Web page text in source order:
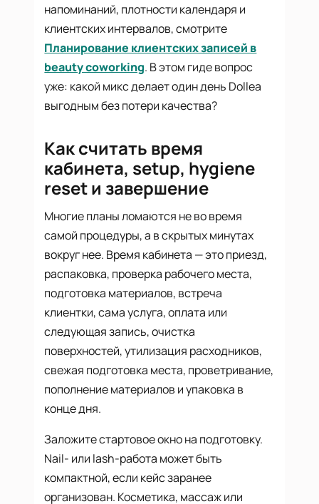
напоминаний, плотности календаря и
клиентских интервалов, смотрите
Планирование клиентских записей в
beauty coworking. В этом гиде вопрос
уже: какой микс делает один день Dollea
выгодным без потери качества?
Как считать время
кабинета, setup, hygiene
reset и завершение
Многие планы ломаются не во время
самой процедуры, а в скрытых минутах
вокруг нее. Время кабинета — это приезд,
распаковка, проверка рабочего места,
подготовка материалов, встреча
клиентки, сама услуга, оплата или
следующая запись, очистка
поверхностей, утилизация расходников,
свежая подготовка места, проветривание,
пополнение материалов и упаковка в
конце дня.
Заложите стартовое окно на подготовку.
Nail- или lash-работа может быть
компактной, если кейс заранее
организован. Косметика, массаж или